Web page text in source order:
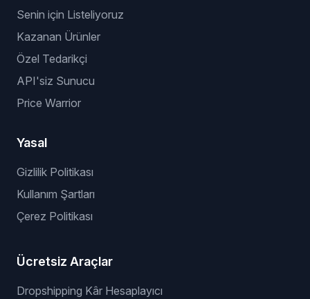
Senin için Listeliyoruz
Kazanan Ürünler
Özel Tedarikçi
API'siz Sunucu
Price Warrior
Yasal
Gizlilik Politikası
Kullanım Şartları
Çerez Politikası
Ücretsiz Araçlar
Dropshipping Kâr Hesaplayıcı